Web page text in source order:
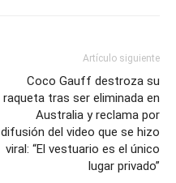
Artículo siguiente
Coco Gauff destroza su
raqueta tras ser eliminada en
Australia y reclama por
difusión del video que se hizo
viral: “El vestuario es el único
lugar privado”